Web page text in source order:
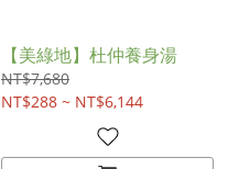
【美綠地】杜仲養身湯
NT$7,680
NT$288 ~ NT$6,144